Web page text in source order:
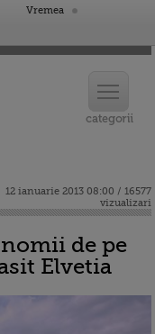
Vremea
12 ianuarie 2013 08:00 / 16577
vizualizari
de pe
Elvetia